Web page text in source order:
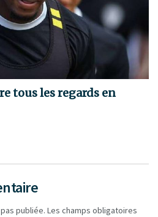
tous les regards en
publiée. Les champs obligatoires